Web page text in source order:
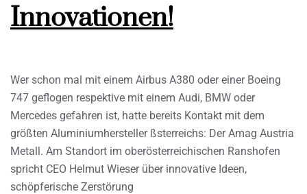
Innovationen!
Wer schon mal mit einem Airbus A380 oder einer Boeing
747 geflogen respektive mit einem Audi, BMW oder
Mercedes gefahren ist, hatte bereits Kontakt mit dem
größten Aluminiumhersteller ßsterreichs: Der Amag Austria
Metall. Am Standort im oberösterreichischen Ranshofen
spricht CEO Helmut Wieser über innovative Ideen,
schöpferische Zerstörung